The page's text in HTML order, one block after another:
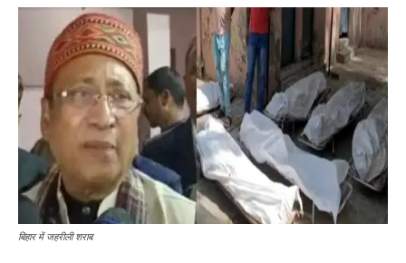
बिहार में जहरीली शराब